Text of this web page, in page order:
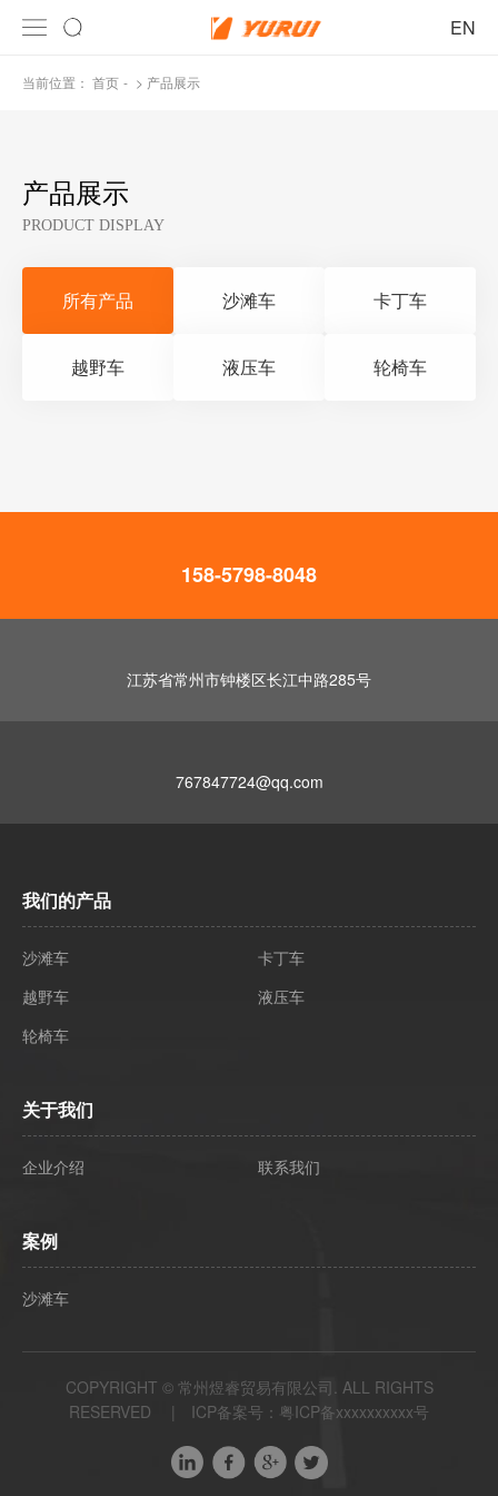
EN
当前位置： 首页 > 产品展示
产品展示
PRODUCT DISPLAY
所有产品 沙滩车 卡丁车
越野车 液压车 轮椅车
158-5798-8048
江苏省常州市钟楼区长江中路285号
767847724@qq.com
我们的产品
沙滩车
卡丁车
越野车
液压车
轮椅车
关于我们
企业介绍 联系我们
案例
沙滩车
COPYRIGHT © 常州煜睿贸易有限公司. ALL RIGHTS
RESERVED | ICP备案号： 粤ICP备xxxxxxxxxx号